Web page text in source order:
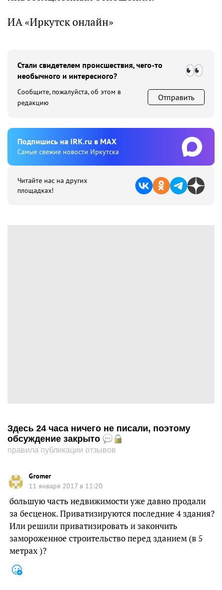
ИА «Иркутск онлайн»
Стали свидетелем происшествия, чего-то
необычного и интересного?
Сообщите, пожалуйста, об этом в
редакцию
Отправить
Подпишиcь на IRK.ru в MAX
Cамые свежие новости Иркутска
Читайте нас на других
площадках!
Здесь 24 часа ничего не писали, поэтому
обсуждение закрыто
правила публикации отзывов
Gromer
11 января 2017 в 11:20
большую часть недвижимости уже давно продали
за бесценок. Приватизируются последние 4 здания?
Или решили приватизировать и закончить
замороженное строительство перед зданием (в 5
метрах )?